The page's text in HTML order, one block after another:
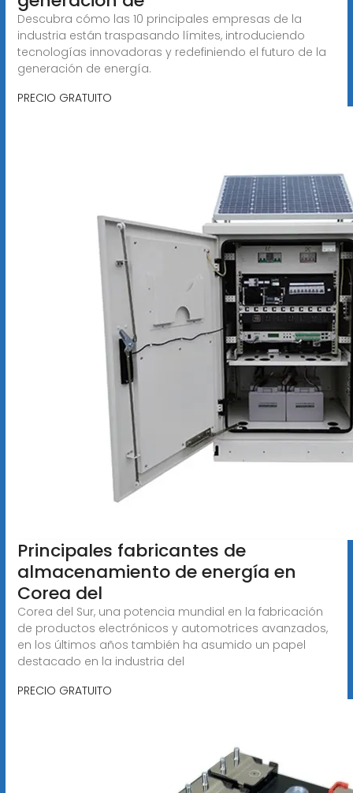
Descubra cómo las 10 principales empresas de la
industria están traspasando límites, introduciendo
tecnologías innovadoras y redefiniendo el futuro de la
generación de energía.
PRECIO GRATUITO
Principales fabricantes de
almacenamiento de energía en
Corea del
Corea del Sur, una potencia mundial en la fabricación
de productos electrónicos y automotrices avanzados,
en los últimos años también ha asumido un papel
destacado en la industria del
PRECIO GRATUITO